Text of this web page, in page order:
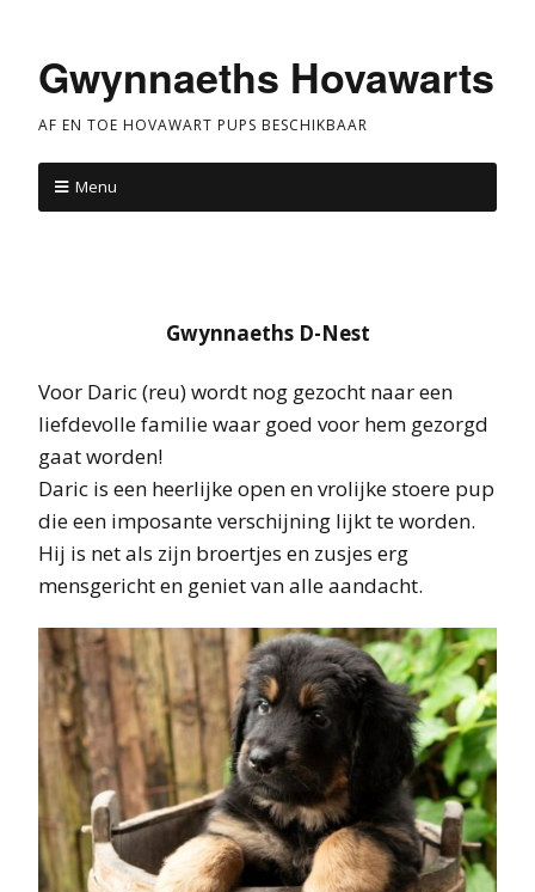
Gwynnaeths Hovawarts
AF EN TOE HOVAWART PUPS BESCHIKBAAR
Menu
Gwynnaeths D-Nest
Voor Daric (reu) wordt nog gezocht naar een
liefdevolle familie waar goed voor hem gezorgd
gaat worden!
Daric is een heerlijke open en vrolijke stoere pup
die een imposante verschijning lijkt te worden.
Hij is net als zijn broertjes en zusjes erg
mensgericht en geniet van alle aandacht.